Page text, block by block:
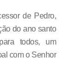
de Pedro,
do ano santo
todos, um
com o Senhor